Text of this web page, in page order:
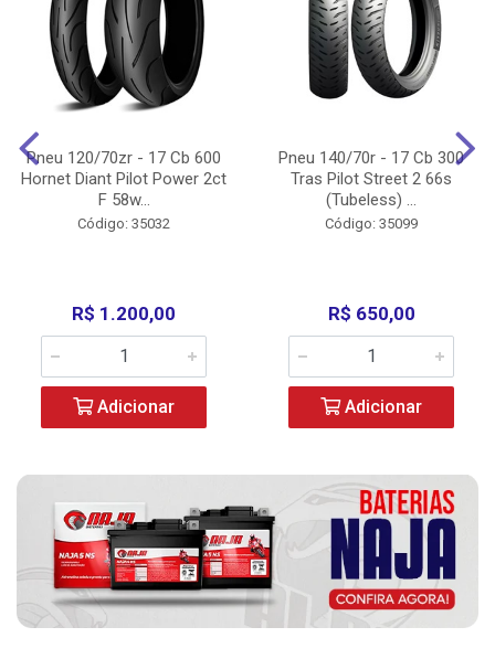
Pneu 120/70zr - 17 Cb 600
Hornet Diant Pilot Power 2ct
F 58w...
Código: 35032
R$ 1.200,00
Adicionar
Pneu 140/70r - 17 Cb 300
Tras Pilot Street 2 66s
(Tubeless) ...
Código: 35099
R$ 650,00
Adicionar